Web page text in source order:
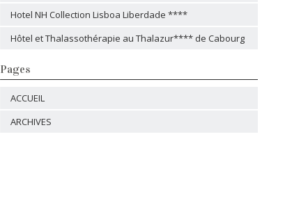
Hotel NH Collection Lisboa Liberdade ****
Hôtel et Thalassothérapie au Thalazur**** de Cabourg
Pages
ACCUEIL
ARCHIVES